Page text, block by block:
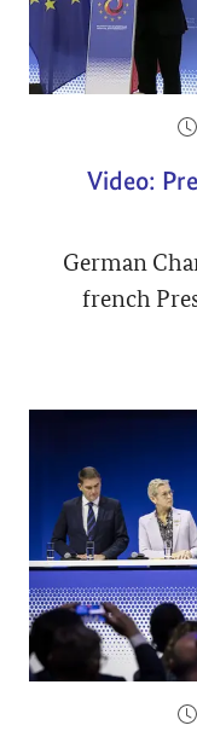
Video:
German
french